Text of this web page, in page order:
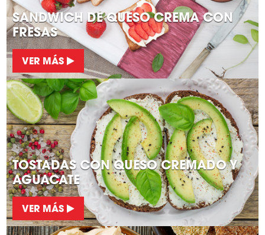
SANDWICH DE QUESO CREMA CON
FRESAS
VER MÁS
TOSTADAS CON QUESO CREMADO Y
AGUACATE
VER MÁS